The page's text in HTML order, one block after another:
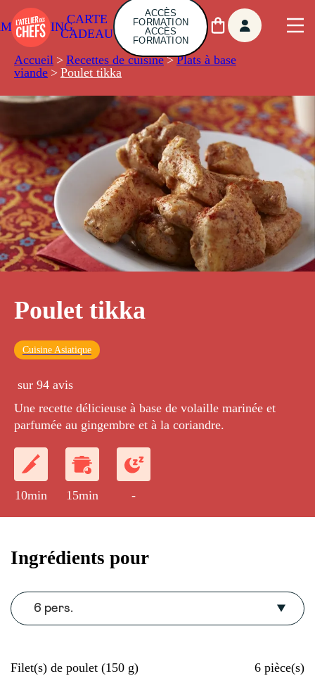
CARTE
CADEAU
ACCÈS
FORMATION
ACCÈS
FORMATION
Accueil > Recettes de cuisine > Plats à base
viande > Poulet tikka
Poulet tikka
Cuisine Asiatique
sur 94 avis
Une recette délicieuse à base de volaille marinée et
parfumée au gingembre et à la coriandre.
10min 15min -
Ingrédients pour
6 pers.
Filet(s) de poulet (150 g) 6 pièce(s)